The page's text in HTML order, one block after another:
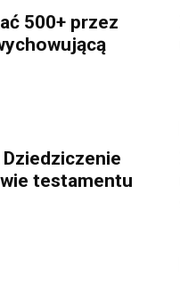
500+ przez
testamentu